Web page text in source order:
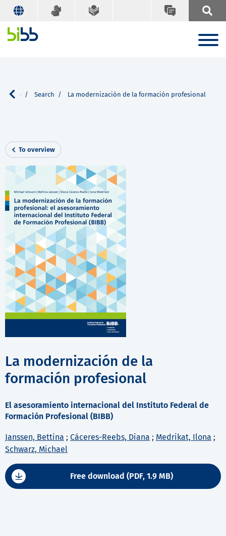
Search La modernización de la formación profesional
To overview
La modernización de la
formación profesional
El asesoramiento internacional del Instituto Federal de
Formación Profesional (BIBB)
Janssen, Bettina ; Cáceres-Reebs, Diana ; Medrikat, Ilona ;
Schwarz, Michael
Free download (PDF, 1.9 MB)